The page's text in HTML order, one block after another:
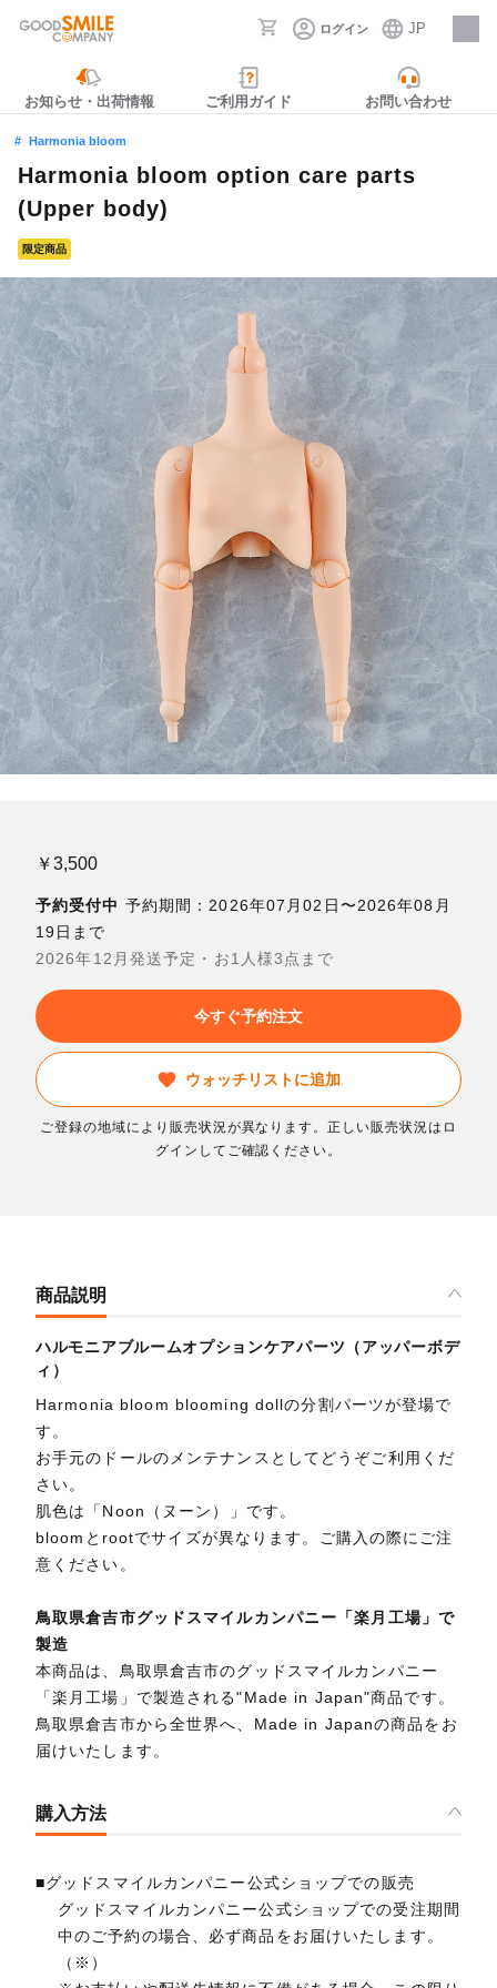
ログイン JP
採用情報
お知らせ・出荷情報 ご利用ガイド お問い合わせ
Harmonia bloom
Harmonia bloom option care parts
(Upper body)
限定商品
￥3,500
予約受付中 予約期間：2026年07月02日〜2026年08月
19日まで
2026年12月発送予定・お1人様3点まで
今すぐ予約注文
ウォッチリストに追加
ご登録の地域により販売状況が異なります。正しい販売状況はロ
グインしてご確認ください。
商品説明
ハルモニアブルームオプションケアパーツ（アッパーボデ
ィ）
Harmonia bloom blooming dollの分割パーツが登場で
す。
お手元のドールのメンテナンスとしてどうぞご利用くだ
さい。
肌色は「Noon（ヌーン）」です。
bloomとrootでサイズが異なります。ご購入の際にご注
意ください。
鳥取県倉吉市グッドスマイルカンパニー「楽月工場」で
製造
本商品は、鳥取県倉吉市のグッドスマイルカンパニー
「楽月工場」で製造される"Made in Japan"商品です。
鳥取県倉吉市から全世界へ、Made in Japanの商品をお
届けいたします。
購入方法
■グッドスマイルカンパニー公式ショップでの販売
グッドスマイルカンパニー公式ショップでの受注期間
中のご予約の場合、必ず商品をお届けいたします。
（※）